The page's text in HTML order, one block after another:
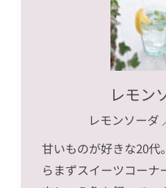
レモン
レモンソーダ
甘いものが好きな20代
らまずスイーツコーナ